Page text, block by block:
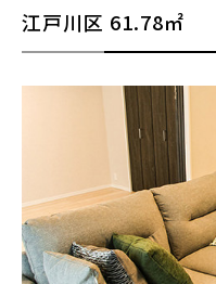
江戸川区 61.78㎡